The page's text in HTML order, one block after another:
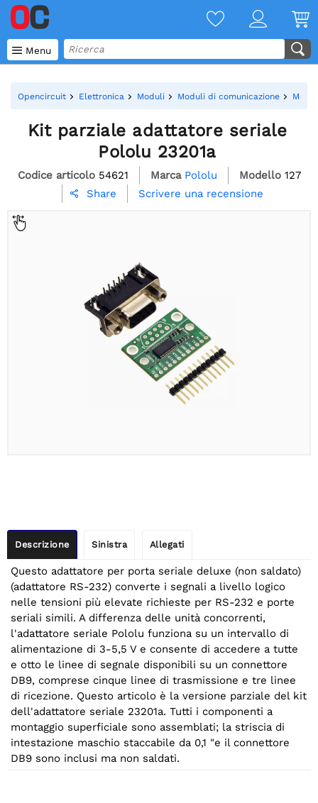
 Menu
Opencircuit Elettronica Moduli Moduli di comunicazione
Kit parziale adattatore seriale
Pololu 23201a
Codice articolo 54621 Marca Pololu Modello 127
 Share Scrivere una recensione
Descrizione Sinistra Allegati
Questo adattatore per porta seriale deluxe (non saldato)
(adattatore RS-232) converte i segnali a livello logico
nelle tensioni più elevate richieste per RS-232 e porte
seriali simili. A differenza delle unità concorrenti,
l'adattatore seriale Pololu funziona su un intervallo di
alimentazione di 3-5,5 V e consente di accedere a tutte
e otto le linee di segnale disponibili su un connettore
DB9, comprese cinque linee di trasmissione e tre linee
di ricezione. Questo articolo è la versione parziale del kit
dell'adattatore seriale 23201a. Tutti i componenti a
montaggio superficiale sono assemblati; la striscia di
intestazione maschio staccabile da 0,1 "e il connettore
DB9 sono inclusi ma non saldati.